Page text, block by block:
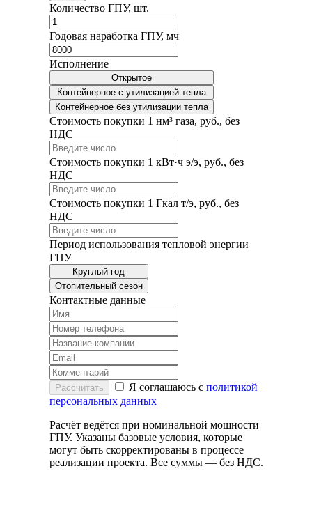
Количество ГПУ, шт.
Годовая наработка ГПУ, мч
Исполнение
Открытое
Контейнерное с утилизацией тепла
Контейнерное без утилизации тепла
Стоимость покупки 1 нм³ газа, руб., без
НДС
Стоимость покупки 1 кВт·ч э/э, руб., без
НДС
Стоимость покупки 1 Гкал т/э, руб., без
НДС
Период использования тепловой энергии
ГПУ
Круглый год
Отопительный сезон
Контактные данные
Рассчитать Я соглашаюсь с политикой
персональных данных
Расчёт ведётся при номинальной мощности
ГПУ. Указаны базовые условия, которые
могут быть скорректированы в процессе
реализации проекта. Все суммы — без НДС.